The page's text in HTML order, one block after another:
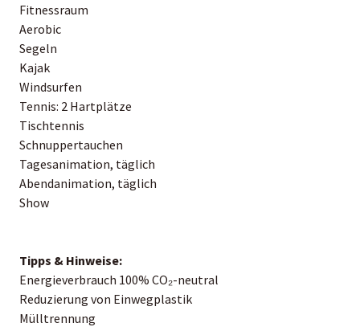
Fitnessraum
Aerobic
Segeln
Kajak
Windsurfen
Tennis: 2 Hartplätze
Tischtennis
Schnuppertauchen
Tagesanimation, täglich
Abendanimation, täglich
Show
Tipps & Hinweise:
Energieverbrauch 100% CO₂-neutral
Reduzierung von Einwegplastik
Mülltrennung